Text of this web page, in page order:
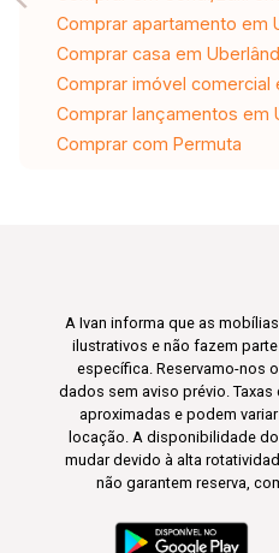
Comprar apartamento em
Comprar casa em
Comprar imóvel comercial
Comprar lançamentos em
Comprar com Permuta
A Ivan informa que as
ilustrativos e não fazem
específica. Reservamo-nos
dados sem aviso prévio.
aproximadas e podem
locação. A disponibilidade
mudar devido à alta
não garantem reserva,